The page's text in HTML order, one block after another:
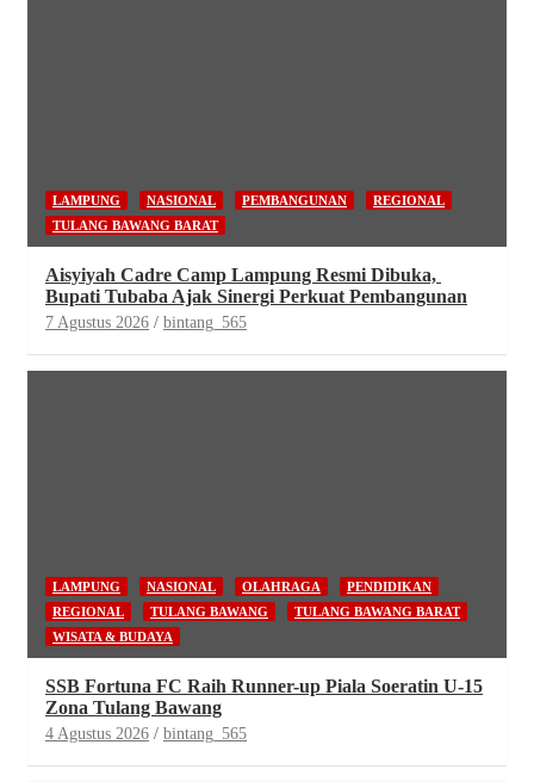
LAMPUNG NASIONAL PEMBANGUNAN
REGIONAL
TULANG BAWANG BARAT
Aisyiyah Cadre Camp Lampung Resmi Dibuka,
Bupati Tubaba Ajak Sinergi Perkuat Pembangunan
7 Agustus 2026 bintang_565
LAMPUNG NASIONAL OLAHRAGA
PENDIDIKAN
REGIONAL
TULANG BAWANG
TULANG BAWANG BARAT
WISATA & BUDAYA
SSB Fortuna FC Raih Runner-up Piala Soeratin U-15
Zona Tulang Bawang
4 Agustus 2026 bintang_565